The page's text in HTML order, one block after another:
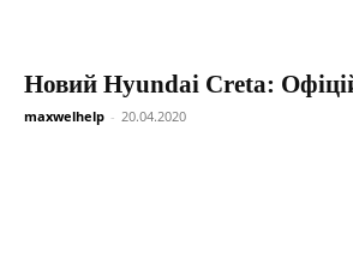
Новий Hyundai Creta:
maxwelhelp - 20.04.2020